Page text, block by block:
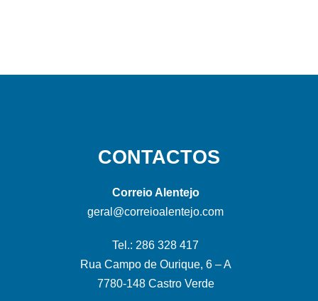
CONTACTOS
Correio Alentejo
geral@correioalentejo.com
Tel.: 286 328 417
Rua Campo de Ourique, 6 – A
7780-148 Castro Verde